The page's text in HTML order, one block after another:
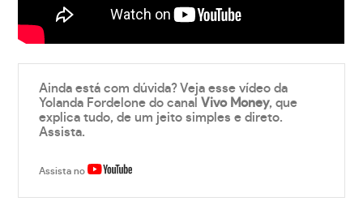
Ainda está com dúvida? Veja esse vídeo da
Yolanda Fordelone do canalVivo Money, que
explica tudo, de um jeito simples e direto.
Assista.
Assista no